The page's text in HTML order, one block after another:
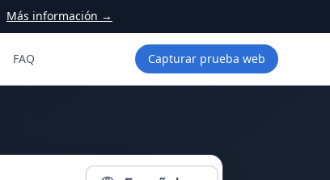
Más información →
FAQ Capturar prueba web